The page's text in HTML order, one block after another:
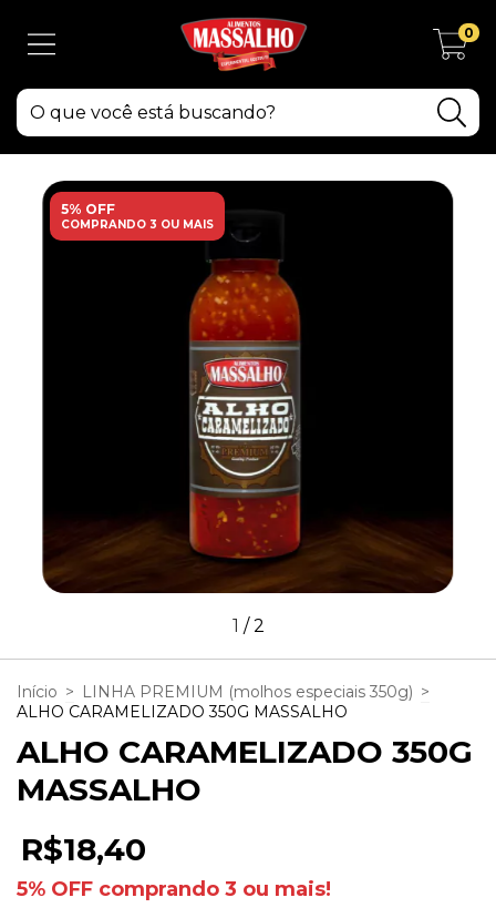
0
5% OFF
COMPRANDO 3 OU MAIS
1 /2
Início > LINHA PREMIUM (molhos especiais 350g) >
ALHO CARAMELIZADO 350G MASSALHO
ALHO CARAMELIZADO 350G
MASSALHO
R$18,40
5% OFF comprando 3 ou mais!